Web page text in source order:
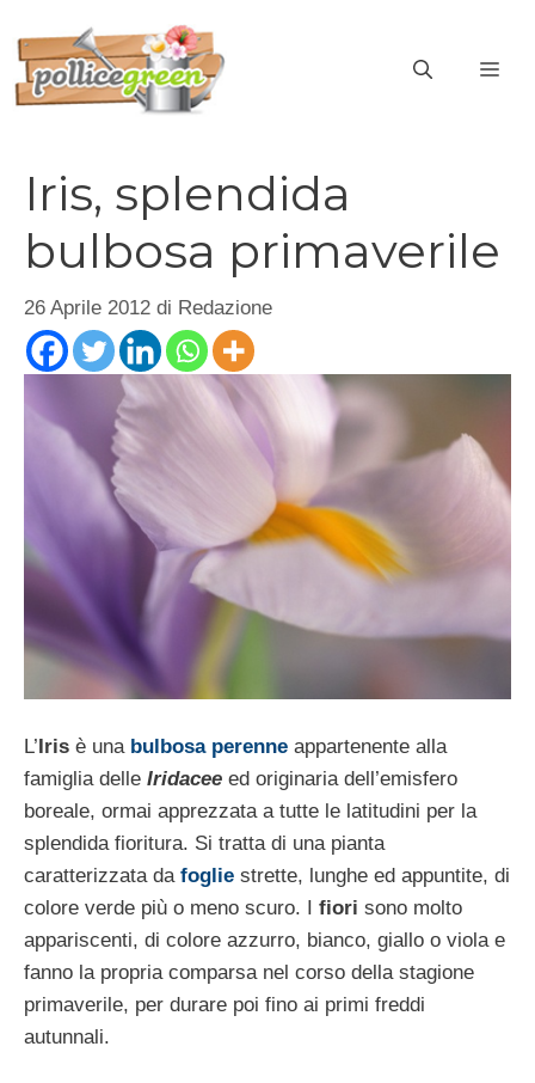
contenuto
Iris, splendida
bulbosa primaverile
26 Aprile 2012 di Redazione
L’Iris è una bulbosa perenne appartenente alla
famiglia delle Iridacee ed originaria dell’emisfero
boreale, ormai apprezzata a tutte le latitudini per la
splendida fioritura. Si tratta di una pianta
caratterizzata da foglie strette, lunghe ed appuntite, di
colore verde più o meno scuro. I fiori sono molto
appariscenti, di colore azzurro, bianco, giallo o viola e
fanno la propria comparsa nel corso della stagione
primaverile, per durare poi fino ai primi freddi
autunnali.